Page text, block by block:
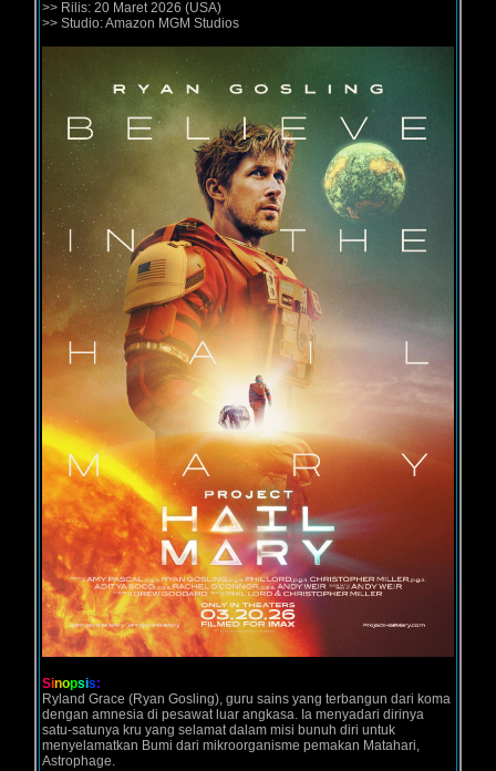
>> Rilis: 20 Maret 2026 (USA)
>> Studio: Amazon MGM Studios
Sinopsis:
Ryland Grace (Ryan Gosling), guru sains yang terbangun dari koma
dengan amnesia di pesawat luar angkasa. Ia menyadari dirinya
satu-satunya kru yang selamat dalam misi bunuh diri untuk
menyelamatkan Bumi dari mikroorganisme pemakan Matahari,
Astrophage.